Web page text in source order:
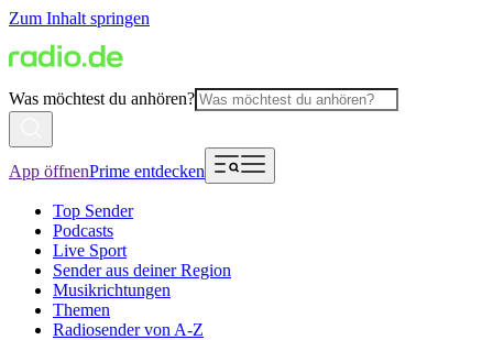
Zum Inhalt springen
Was möchtest du anhören?
App öffnenPrime entdecken
Top Sender
Podcasts
Live Sport
Sender aus deiner Region
Musikrichtungen
Themen
Radiosender von A-Z